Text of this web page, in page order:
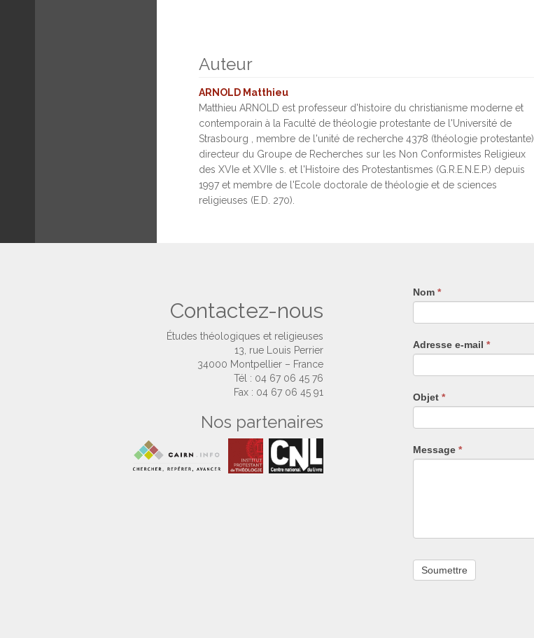
Auteur
ARNOLD Matthieu
Matthieu ARNOLD est professeur d'histoire du christianisme moderne et
contemporain à la Faculté de théologie protestante de l'Université de
Strasbourg , membre de l'unité de recherche 4378 (théologie protestante),
directeur du Groupe de Recherches sur les Non Conformistes Religieux
des XVIe et XVIIe s. et l'Histoire des Protestantismes (G.R.E.N.E.P.) depuis
1997 et membre de l'Ecole doctorale de théologie et de sciences
religieuses (E.D. 270).
Contactez-nous
Études théologiques et religieuses
13, rue Louis Perrier
34000 Montpellier – France
Tél : 04 67 06 45 76
Fax : 04 67 06 45 91
Nos partenaires
Nom *
Adresse e-mail *
Objet *
Message *
Si
vous
êtes
humain,
remplissez
ce